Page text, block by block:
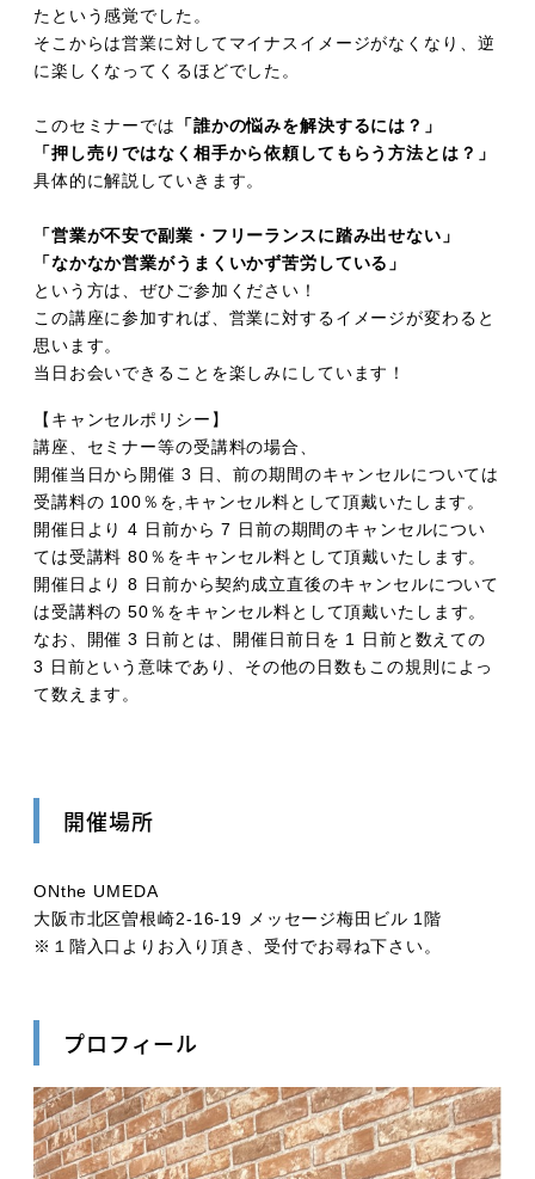
たという感覚でした。
そこからは営業に対してマイナスイメージがなくなり、逆
に楽しくなってくるほどでした。
このセミナーでは
「誰かの悩みを解決するには？」
「押し売りではなく相手から依頼してもらう方法とは？」
具体的に解説していきます。
「営業が不安で副業・フリーランスに踏み出せない」
「なかなか営業がうまくいかず苦労している」
という方は、ぜひご参加ください！
この講座に参加すれば、営業に対するイメージが変わると
思います。
当日お会いできることを楽しみにしています！
【キャンセルポリシー】
講座、セミナー等の受講料の場合、
開催当日から開催 3 日、前の期間のキャンセルについては
受講料の 100％を,キャンセル料として頂戴いたします。
開催日より 4 日前から 7 日前の期間のキャンセルについ
ては受講料 80％をキャンセル料として頂戴いたします。
開催日より 8 日前から契約成立直後のキャンセルについて
は受講料の 50％をキャンセル料として頂戴いたします。
なお、開催 3 日前とは、開催日前日を 1 日前と数えての
3 日前という意味であり、その他の日数もこの規則によっ
て数えます。
開催場所
ONthe UMEDA
大阪市北区曽根崎2-16-19 メッセージ梅田ビル 1階
※１階入口よりお入り頂き、受付でお尋ね下さい。
プロフィール